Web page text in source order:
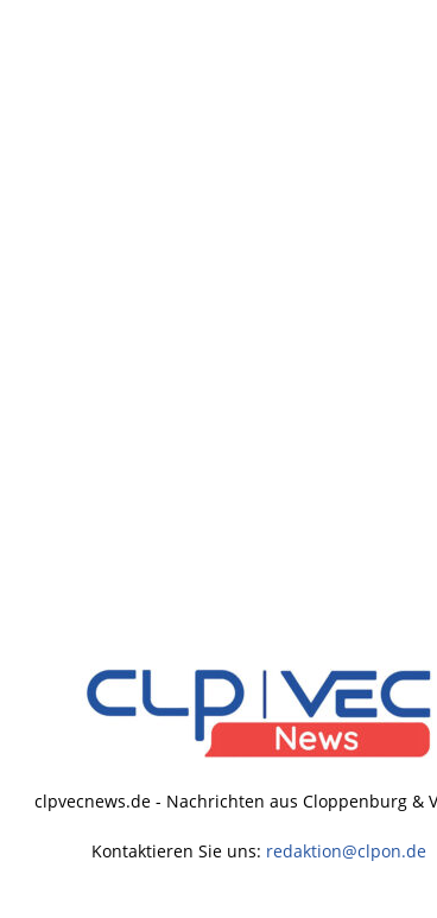
clpvecnews.de - Nachrichten aus Cloppenburg &
Kontaktieren Sie uns: redaktion@clpon.de